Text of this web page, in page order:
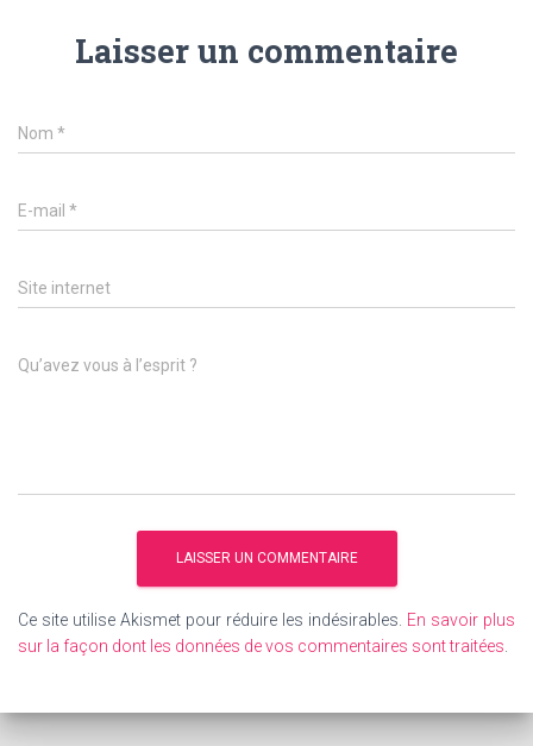
Laisser un commentaire
Nom *
E-mail *
Site internet
Qu’avez vous à l’esprit ?
Ce site utilise Akismet pour réduire les indésirables. En savoir plus
sur la façon dont les données de vos commentaires sont traitées.